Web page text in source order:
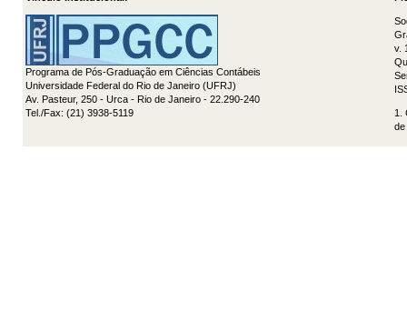
Programa de Pós-Graduação em Ciências Contábeis
Universidade Federal do Rio de Janeiro (UFRJ)
Av. Pasteur, 250 - Urca - Rio de Janeiro - 22.290-240
Tel./Fax: (21) 3938-5119
v.
1.
de